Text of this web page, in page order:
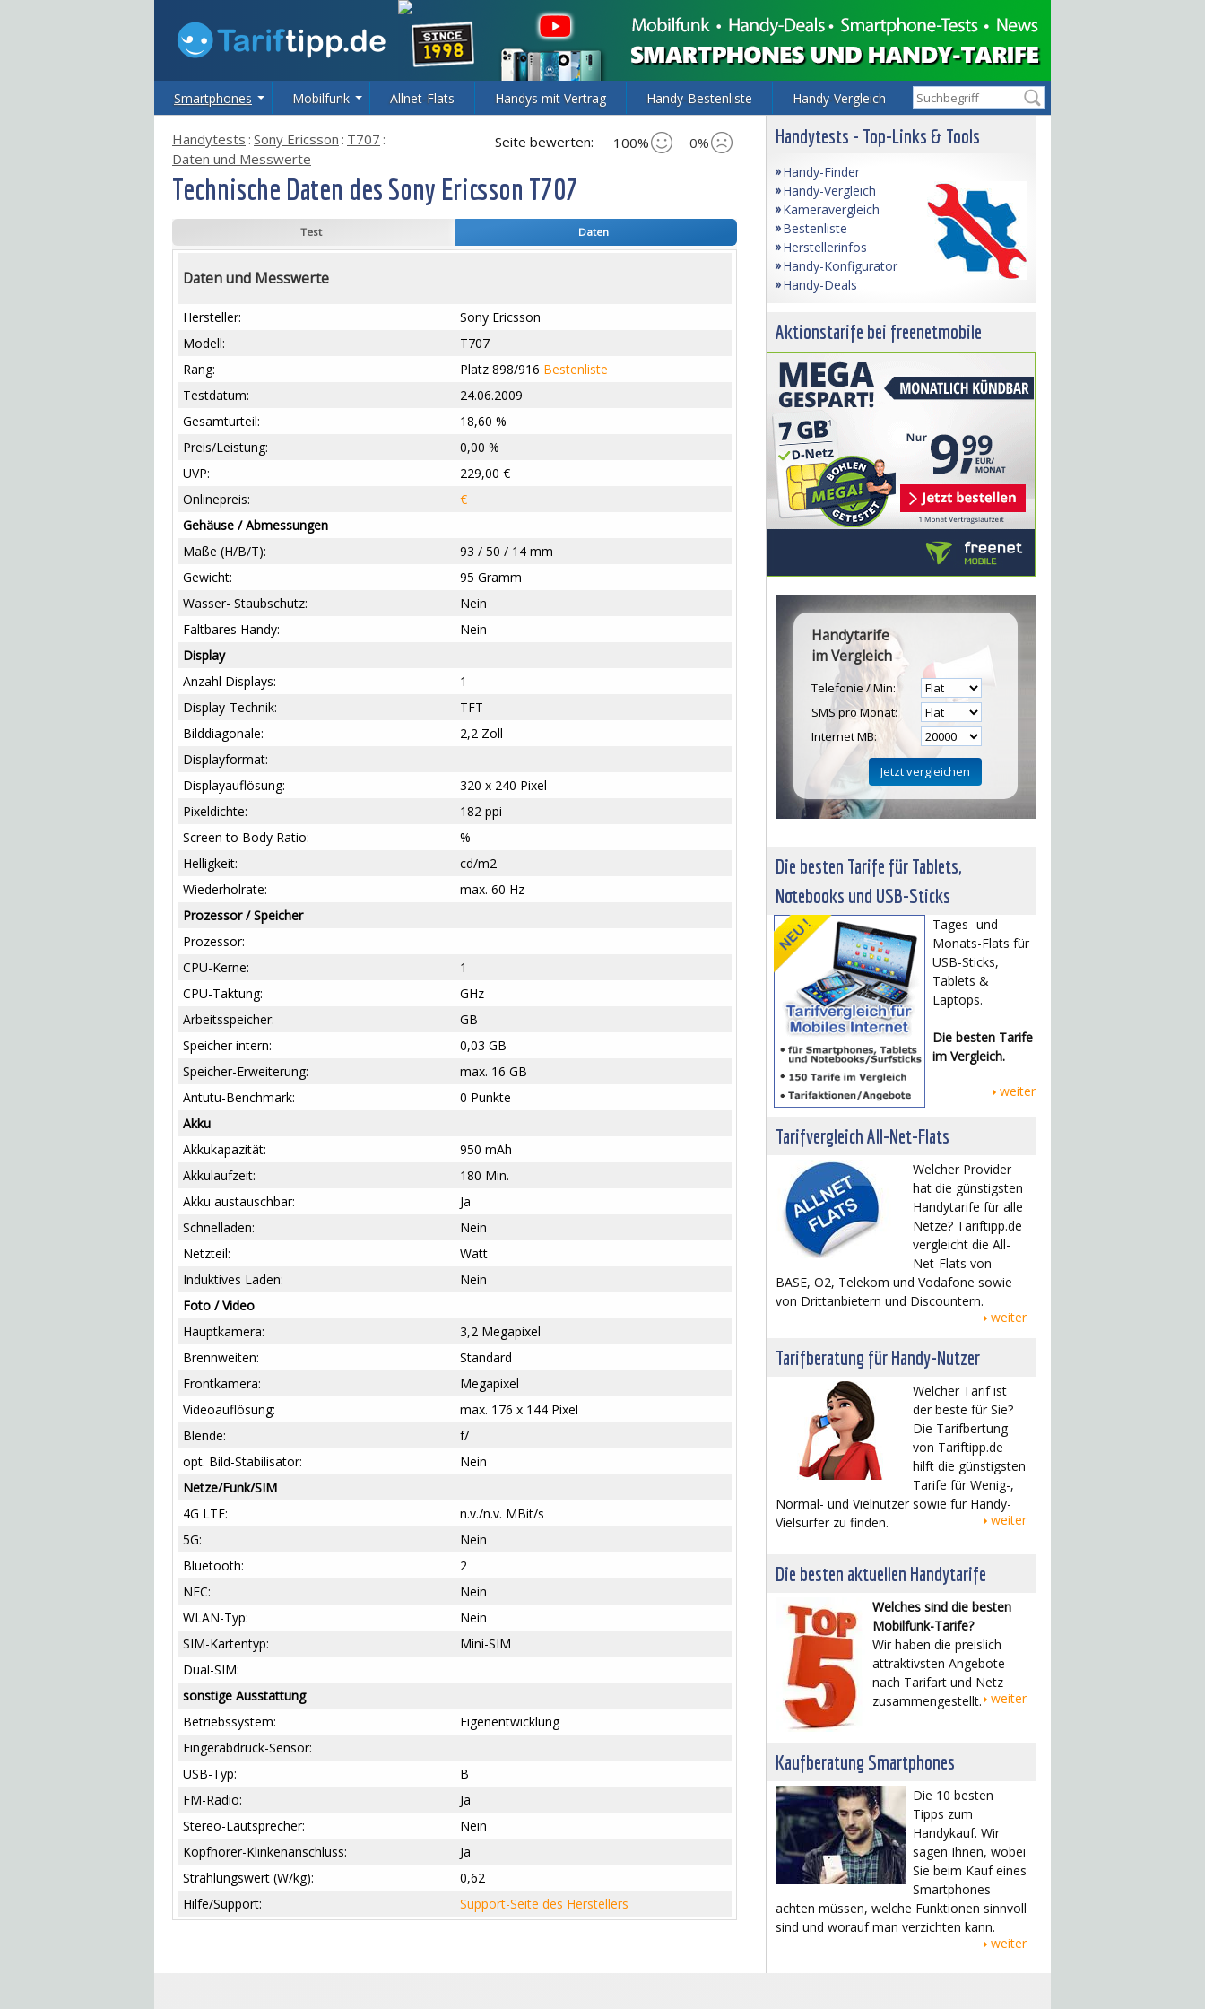
Smartphones Mobilfunk Allnet-Flats Handys mit Vertrag Handy-Bestenliste Handy-Vergleich
Seite bewerten: 100% 0%
Handytests : Sony Ericsson : T707 :
Daten und Messwerte
Technische Daten des Sony Ericsson T707
Test Daten
Daten und Messwerte
Sony Ericsson
Hersteller:
T707
Modell:
Platz 898/916 Bestenliste
Rang:
24.06.2009
Testdatum:
18,60 %
Gesamturteil:
0,00 %
Preis/Leistung:
229,00 €
UVP:
€
Onlinepreis:
Gehäuse / Abmessungen
93 / 50 / 14 mm
Maße (H/B/T):
95 Gramm
Gewicht:
Nein
Wasser- Staubschutz:
Nein
Faltbares Handy:
Display
1
Anzahl Displays:
TFT
Display-Technik:
2,2 Zoll
Bilddiagonale:
Displayformat:
320 x 240 Pixel
Displayauflösung:
182 ppi
Pixeldichte:
%
Screen to Body Ratio:
cd/m2
Helligkeit:
max. 60 Hz
Wiederholrate:
Prozessor / Speicher
Prozessor:
1
CPU-Kerne:
GHz
CPU-Taktung:
GB
Arbeitsspeicher:
0,03 GB
Speicher intern:
max. 16 GB
Speicher-Erweiterung:
0 Punkte
Antutu-Benchmark:
Akku
950 mAh
Akkukapazität:
180 Min.
Akkulaufzeit:
Ja
Akku austauschbar:
Nein
Schnelladen:
Watt
Netzteil:
Nein
Induktives Laden:
Foto / Video
3,2 Megapixel
Hauptkamera:
Standard
Brennweiten:
Megapixel
Frontkamera:
max. 176 x 144 Pixel
Videoauflösung:
f/
Blende:
Nein
opt. Bild-Stabilisator:
Netze/Funk/SIM
n.v./n.v. MBit/s
4G LTE:
Nein
5G:
2
Bluetooth:
Nein
NFC:
Nein
WLAN-Typ:
Mini-SIM
SIM-Kartentyp:
Dual-SIM:
sonstige Ausstattung
Eigenentwicklung
Betriebssystem:
Fingerabdruck-Sensor:
B
USB-Typ:
Ja
FM-Radio:
Nein
Stereo-Lautsprecher:
Ja
Kopfhörer-Klinkenanschluss:
0,62
Strahlungswert (W/kg):
Support-Seite des Herstellers
Hilfe/Support:
Handytests - Top-Links & Tools
Handy-Finder
Handy-Vergleich
Kameravergleich
Bestenliste
Herstellerinfos
Handy-Konfigurator
Handy-Deals
Aktionstarife bei freenetmobile
Handytarife
im Vergleich
Telefonie / Min:
SMS pro Monat:
Internet MB:
Die besten Tarife für Tablets,
Notebooks und USB-Sticks
Tages- und
Monats-Flats für
USB-Sticks,
Tablets &
Laptops.
Die besten Tarife
im Vergleich.
weiter
Tarifvergleich All-Net-Flats
Welcher Provider
hat die günstigsten
Handytarife für alle
Netze? Tariftipp.de
vergleicht die All-
Net-Flats von
BASE, O2, Telekom und Vodafone sowie
von Drittanbietern und Discountern.
weiter
Tarifberatung für Handy-Nutzer
Welcher Tarif ist
der beste für Sie?
Die Tarifbertung
von Tariftipp.de
hilft die günstigsten
Tarife für Wenig-,
Normal- und Vielnutzer sowie für Handy-
Vielsurfer zu finden.
weiter
Die besten aktuellen Handytarife
Welches sind die besten
Mobilfunk-Tarife?
Wir haben die preislich
attraktivsten Angebote
nach Tarifart und Netz
zusammengestellt. weiter
Kaufberatung Smartphones
Die 10 besten
Tipps zum
Handykauf. Wir
sagen Ihnen, wobei
Sie beim Kauf eines
Smartphones
achten müssen, welche Funktionen sinnvoll
sind und worauf man verzichten kann.
weiter